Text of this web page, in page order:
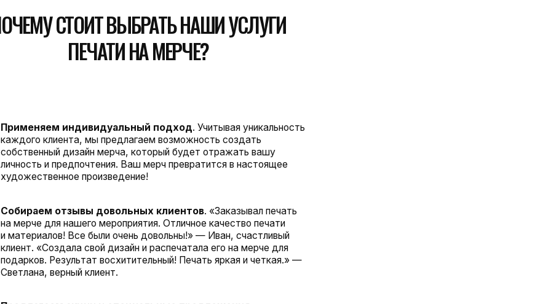
дизайн мерча, который будет отражать вашу
и предпочтения. Ваш мерч превратится в настоящее
произведение!
верный клиент.
акции и специальные предложения.
организуем акции и предоставляем специальные
наши печатные услуги. Подписывайтесь на наши
чтобы всегда быть в курсе самых выгодных
быструю и надежную доставку. Ценим ваше
гарантируем оперативную и безопроблемную
по всей стране. Закажите сегодня, и ваш уникальный
у вас уже в ближайшие дни!